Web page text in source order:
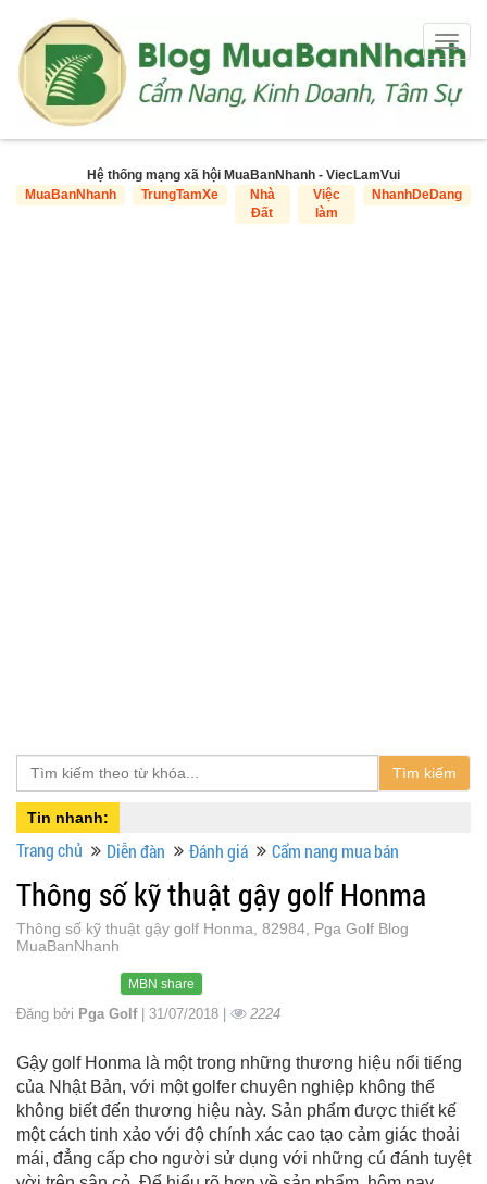
Hệ thống mạng xã hội MuaBanNhanh - ViecLamVui
MuaBanNhanh
TrungTamXe
Nhà
Đất
Việc
làm
NhanhDeDang
Tìm kiếm
Tin nhanh:
Trang chủ Diễn đàn Đánh giá Cẩm nang mua bán
Thông số kỹ thuật gậy golf Honma
Thông số kỹ thuật gậy golf Honma, 82984, Pga Golf Blog
MuaBanNhanh
MBN share
Đăng bởi Pga Golf| 31/07/2018 | 2224
Gậy golf Honma là một trong những thương hiệu nổi tiếng
của Nhật Bản, với một golfer chuyên nghiệp không thể
không biết đến thương hiệu này. Sản phẩm được thiết kế
một cách tinh xảo với độ chính xác cao tạo cảm giác thoải
mái, đẳng cấp cho người sử dụng với những cú đánh tuyệt